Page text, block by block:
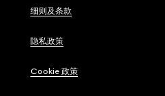
细则及条款
隐私政策
Cookie 政策